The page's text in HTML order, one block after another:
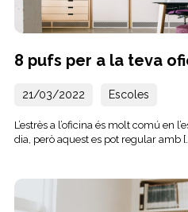
8 pufs per a la teva
21/03/2022 Escoles
L’estrès a l’oficina és molt comú en
dia, però aquest es pot regular amb